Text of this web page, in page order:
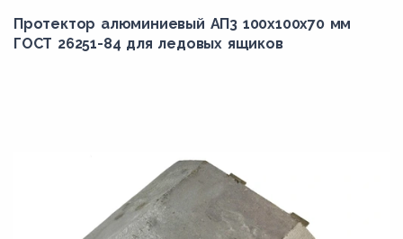
Протектор алюминиевый АП3 100х100х70 мм
ГОСТ 26251-84 для ледовых ящиков